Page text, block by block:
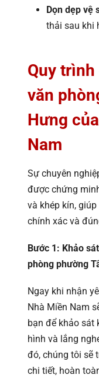
Dọn dẹp vệ
thải sau khi
Quy
văn
Hưng
Nam
Sự chuyên
được chứng
và khép kín,
chính xác và
Bước 1: Khảo
phòng phường
Ngay khi nhận
Nhà Miền Nam
bạn để khảo sát
hình và lắng
đó, chúng tôi sẽ
chi tiết, hoàn